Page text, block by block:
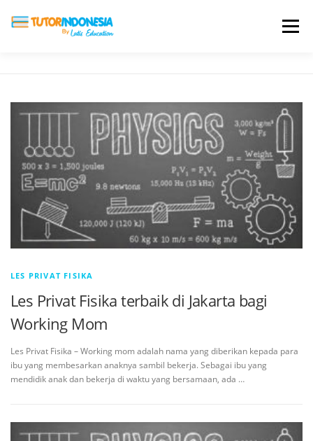
Menu
TESTIMONI PROFIL ALUMNI
BLOG DAFTAR SEKOLAH
LES PRIVAT FISIKA
Les Privat Fisika terbaik di Jakarta bagi
Working Mom
Les Privat Fisika – Working mom adalah nama yang diberikan kepada para
ibu yang membesarkan anaknya sambil bekerja. Sebagai ibu yang
mendidik anak dan bekerja di waktu yang bersamaan, ada …